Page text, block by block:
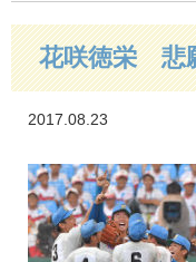
花咲徳栄 悲
2017.08.23